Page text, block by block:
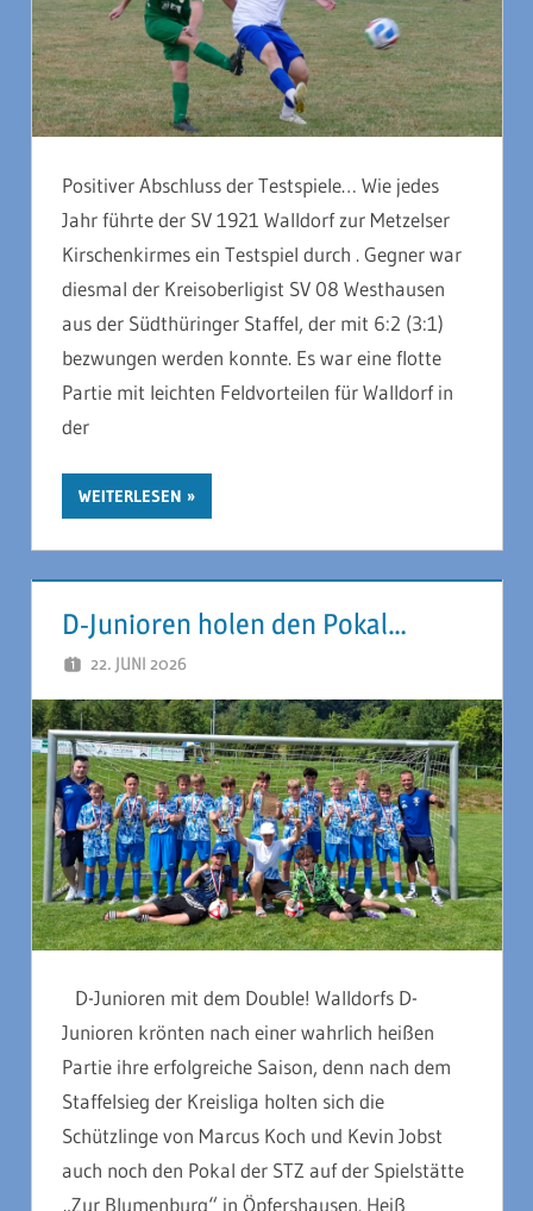
Positiver Abschluss der Testspiele… Wie jedes
Jahr führte der SV 1921 Walldorf zur Metzelser
Kirschenkirmes ein Testspiel durch . Gegner war
diesmal der Kreisoberligist SV 08 Westhausen
aus der Südthüringer Staffel, der mit 6:2 (3:1)
bezwungen werden konnte. Es war eine flotte
Partie mit leichten Feldvorteilen für Walldorf in
der
WEITERLESEN
D-Junioren holen den Pokal…
22. JUNI 2026
D-Junioren mit dem Double! Walldorfs D-
Junioren krönten nach einer wahrlich heißen
Partie ihre erfolgreiche Saison, denn nach dem
Staffelsieg der Kreisliga holten sich die
Schützlinge von Marcus Koch und Kevin Jobst
auch noch den Pokal der STZ auf der Spielstätte
„Zur Blumenburg“ in Öpfershausen. Heiß